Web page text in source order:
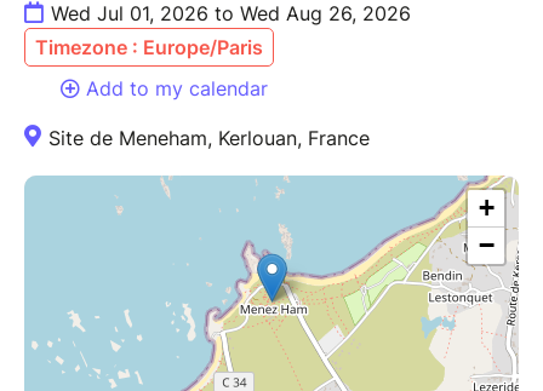
Wed Jul 01, 2026 to Wed Aug 26, 2026
Timezone : Europe/Paris
Add to my calendar
Site de Meneham, Kerlouan, France
+
−